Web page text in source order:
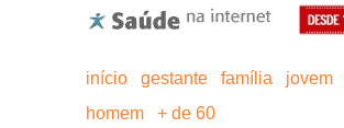
início gestante família jovem
homem
+ de 60